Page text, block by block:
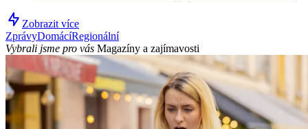
Zobrazit více
ZprávyDomácíRegionální
Vybrali jsme pro vás Magazíny a zajímavosti